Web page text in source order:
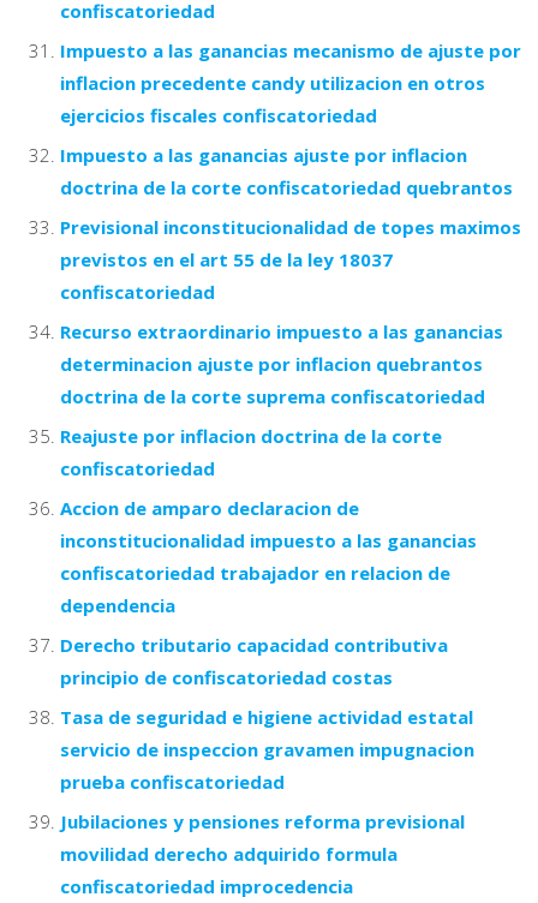
confiscatoriedad
Impuesto a las ganancias mecanismo de ajuste por
inflacion precedente candy utilizacion en otros
ejercicios fiscales confiscatoriedad
Impuesto a las ganancias ajuste por inflacion
doctrina de la corte confiscatoriedad quebrantos
Previsional inconstitucionalidad de topes maximos
previstos en el art 55 de la ley 18037
confiscatoriedad
Recurso extraordinario impuesto a las ganancias
determinacion ajuste por inflacion quebrantos
doctrina de la corte suprema confiscatoriedad
Reajuste por inflacion doctrina de la corte
confiscatoriedad
Accion de amparo declaracion de
inconstitucionalidad impuesto a las ganancias
confiscatoriedad trabajador en relacion de
dependencia
Derecho tributario capacidad contributiva
principio de confiscatoriedad costas
Tasa de seguridad e higiene actividad estatal
servicio de inspeccion gravamen impugnacion
prueba confiscatoriedad
Jubilaciones y pensiones reforma previsional
movilidad derecho adquirido formula
confiscatoriedad improcedencia